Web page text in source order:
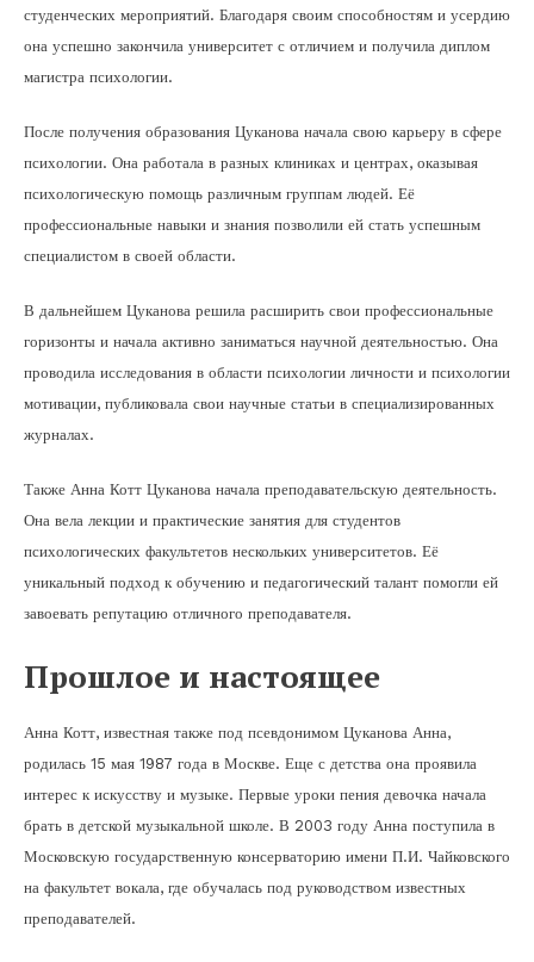
студенческих мероприятий. Благодаря своим способностям и усердию
она успешно закончила университет с отличием и получила диплом
магистра психологии.
После получения образования Цуканова начала свою карьеру в сфере
психологии. Она работала в разных клиниках и центрах, оказывая
психологическую помощь различным группам людей. Её
профессиональные навыки и знания позволили ей стать успешным
специалистом в своей области.
В дальнейшем Цуканова решила расширить свои профессиональные
горизонты и начала активно заниматься научной деятельностью. Она
проводила исследования в области психологии личности и психологии
мотивации, публиковала свои научные статьи в специализированных
журналах.
Также Анна Котт Цуканова начала преподавательскую деятельность.
Она вела лекции и практические занятия для студентов
психологических факультетов нескольких университетов. Её
уникальный подход к обучению и педагогический талант помогли ей
завоевать репутацию отличного преподавателя.
Прошлое и настоящее
Анна Котт, известная также под псевдонимом Цуканова Анна,
родилась 15 мая 1987 года в Москве. Еще с детства она проявила
интерес к искусству и музыке. Первые уроки пения девочка начала
брать в детской музыкальной школе. В 2003 году Анна поступила в
Московскую государственную консерваторию имени П.И. Чайковского
на факультет вокала, где обучалась под руководством известных
преподавателей.